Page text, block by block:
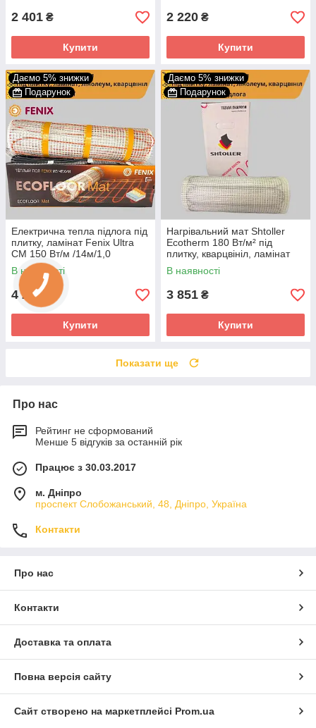
2 401 ₴
Купити
2 220 ₴
Купити
Даємо 5% знижки
Подарунок
Електрична тепла підлога під
плитку, ламінат Fenix Ultra
CM 150 Вт/м /14м/1,0
В наявності
4 280
Купити
Даємо 5% знижки
Подарунок
Нагрівальний мат Shtoller
Ecotherm 180 Вт/м² під
плитку, кварцвініл, ламінат
В наявності
3 851 ₴
Купити
Показати ще
Про нас
Рейтинг не сформований
Менше 5 відгуків за останній рік
Працює з 30.03.2017
м. Дніпро
проспект Слобожанський, 48, Дніпро, Україна
Контакти
Про нас
Контакти
Доставка та оплата
Повна версія сайту
Сайт створено на маркетплейсі Prom.ua